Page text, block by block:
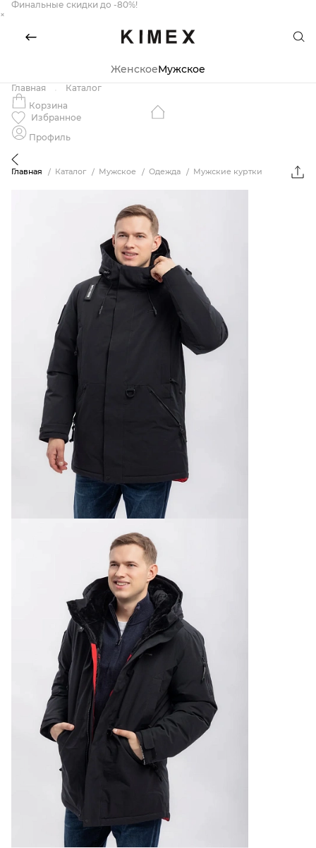
Финальные скидки до -80%!
×
ЖенскоеМужское
Главная
Каталог
Корзина
Избранное
Профиль
Главная Каталог Мужское Одежда Мужские куртки